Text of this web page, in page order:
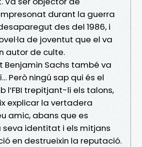
durant la guerra
des del 1986, i
de joventut que el va
autor de culte.
Benjamin Sachs també va
Però ningú sap qui és el
l’FBI trepitjant-li els talons,
explicar la vertadera
amic, abans que es
seva identitat i els mitjans
en destrueixin la reputació.